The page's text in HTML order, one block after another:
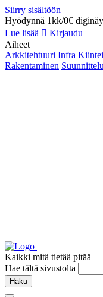
Siirry sisältöön
Hyödynnä 1kk/0€
Lue lisää
Kirjaudu
Aiheet
Arkkitehtuuri Infra
Rakentaminen Suunnittelu
Kaikki mitä tietää pitää
Hae tältä sivustolta
Haku